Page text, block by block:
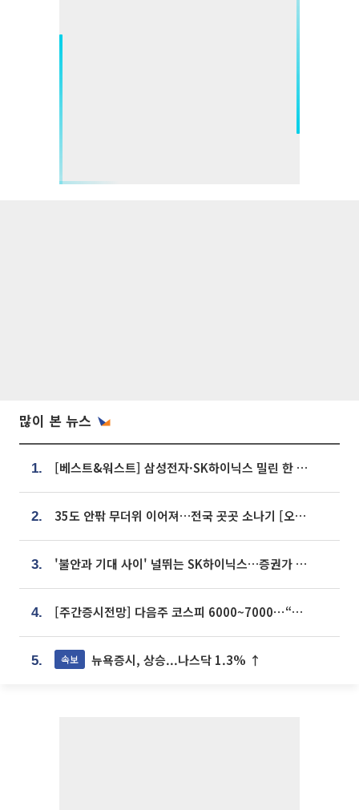
많이 본 뉴스
1. [베스트&워스트] 삼성전자·SK하이닉스 밀린 한 주…상상인증권은 85% 급등
2. 35도 안팎 무더위 이어져…전국 곳곳 소나기 [오늘 날씨]
3. '불안과 기대 사이' 널뛰는 SK하이닉스…증권가 "HBM4·LTA 기반 펀터멘털 견고"
4. [주간증시전망] 다음주 코스피 6000~7000⋯“外人 수급은 정책이 변수”
5. 속보 뉴욕증시, 상승...나스닥 1.3% ↑